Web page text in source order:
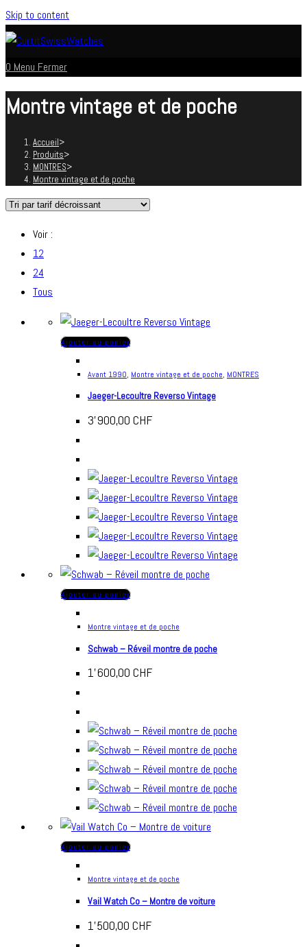
Skip to content
0 Menu Fermer
Montre vintage et de poche
Accueil>
Produits>
MONTRES>
Montre vintage et de poche
Voir :
12
24
Tous
Ajouter au panier
Avant 1990, Montre vintage et de poche, MONTRES
Jaeger-Lecoultre Reverso Vintage
3'900,00 CHF
Ajouter au panier
Montre vintage et de poche
Schwab – Réveil montre de poche
1'600,00 CHF
Ajouter au panier
Montre vintage et de poche
Vail Watch Co – Montre de voiture
1'500,00 CHF